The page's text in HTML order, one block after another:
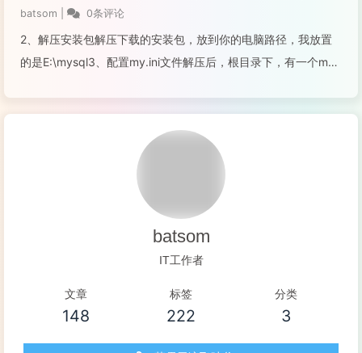
batsom
0条评论
2、解压安装包解压下载的安装包，放到你的电脑路径，我放置
的是E:\mysql3、配置my.ini文件解压后，根目录下，有一个my-
batsom
IT工作者
文章
148
标签
222
分类
3